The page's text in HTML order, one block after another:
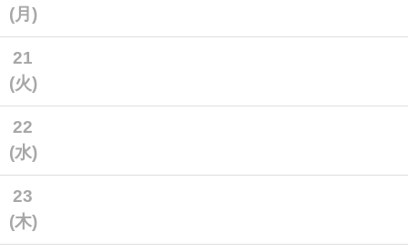
(月)
21
(火)
22
(水)
23
(木)